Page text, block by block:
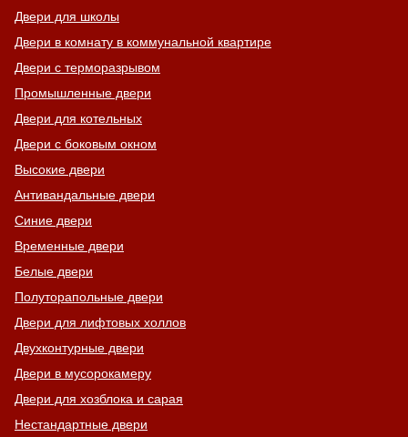
Двери для школы
Двери в комнату в коммунальной квартире
Двери с терморазрывом
Промышленные двери
Двери для котельных
Двери с боковым окном
Высокие двери
Антивандальные двери
Синие двери
Временные двери
Белые двери
Полуторапольные двери
Двери для лифтовых холлов
Двухконтурные двери
Двери в мусорокамеру
Двери для хозблока и сарая
Нестандартные двери